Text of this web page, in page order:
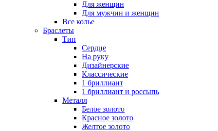
Для женщин
Для мужчин и женщин
Все колье
Браслеты
Тип
Сердце
На руку
Дизайнерские
Классические
1 бриллиант
1 бриллиант и россыпь
Металл
Белое золото
Красное золото
Желтое золото